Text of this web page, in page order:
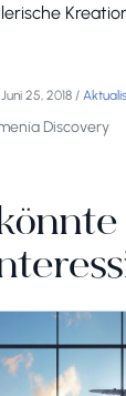
25, 2018 /
Discovery